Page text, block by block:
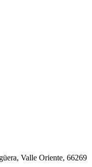
Valle Oriente, 66269